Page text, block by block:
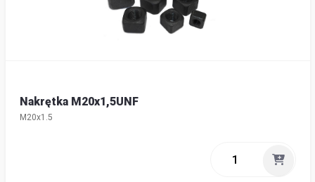
Nakrętka M20x1,5UNF
M20x1.5